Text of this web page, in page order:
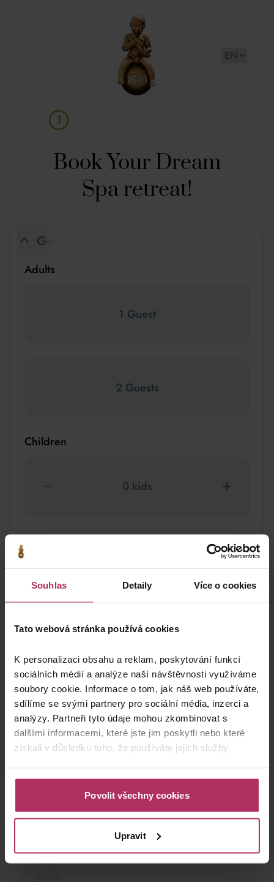
Souhlas Detaily Více o cookies
Tato webová stránka používá cookies
K personalizaci obsahu a reklam, poskytování funkcí
sociálních médií a analýze naší návštěvnosti využíváme
soubory cookie. Informace o tom, jak náš web používáte,
sdílíme se svými partnery pro sociální média, inzerci a
analýzy. Partneři tyto údaje mohou zkombinovat s
dalšími informacemi, které jste jim poskytli nebo které
získali v důsledku toho, že používáte jejich služby.
Povolit všechny cookies
Upravit
1
Book Your Dream
Spa retreat!
Guests
Adults
1 Guest
2 Guests
Children
0 kids
Pets
0 pets
Confirm
Hotel
Room Category